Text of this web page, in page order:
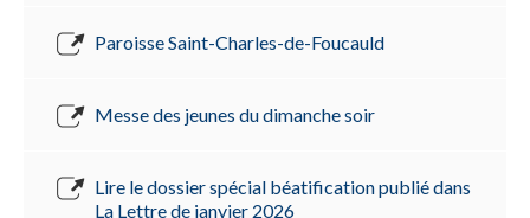
Paroisse Saint-Charles-de-Foucauld
Messe des jeunes du dimanche soir
Lire le dossier spécial béatification publié dans
La Lettre de janvier 2026